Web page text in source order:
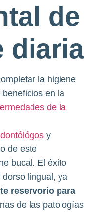
de
diaria
la higiene
beneficios en la
de la
y
de este
bucal. El éxito
dorso lingual, ya
reservorio para
de las patologías